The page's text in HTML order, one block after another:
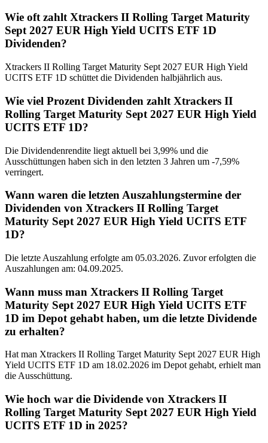
Wie oft zahlt Xtrackers II Rolling Target Maturity
Sept 2027 EUR High Yield UCITS ETF 1D
Dividenden?
Xtrackers II Rolling Target Maturity Sept 2027 EUR High Yield
UCITS ETF 1D schüttet die Dividenden halbjährlich aus.
Wie viel Prozent Dividenden zahlt Xtrackers II
Rolling Target Maturity Sept 2027 EUR High Yield
UCITS ETF 1D?
Die Dividendenrendite liegt aktuell bei 3,99% und die
Ausschüttungen haben sich in den letzten 3 Jahren um -7,59%
verringert.
Wann waren die letzten Auszahlungstermine der
Dividenden von Xtrackers II Rolling Target
Maturity Sept 2027 EUR High Yield UCITS ETF
1D?
Die letzte Auszahlung erfolgte am 05.03.2026. Zuvor erfolgten die
Auszahlungen am: 04.09.2025.
Wann muss man Xtrackers II Rolling Target
Maturity Sept 2027 EUR High Yield UCITS ETF
1D im Depot gehabt haben, um die letzte Dividende
zu erhalten?
Hat man Xtrackers II Rolling Target Maturity Sept 2027 EUR High
Yield UCITS ETF 1D am 18.02.2026 im Depot gehabt, erhielt man
die Ausschüttung.
Wie hoch war die Dividende von Xtrackers II
Rolling Target Maturity Sept 2027 EUR High Yield
UCITS ETF 1D in 2025?